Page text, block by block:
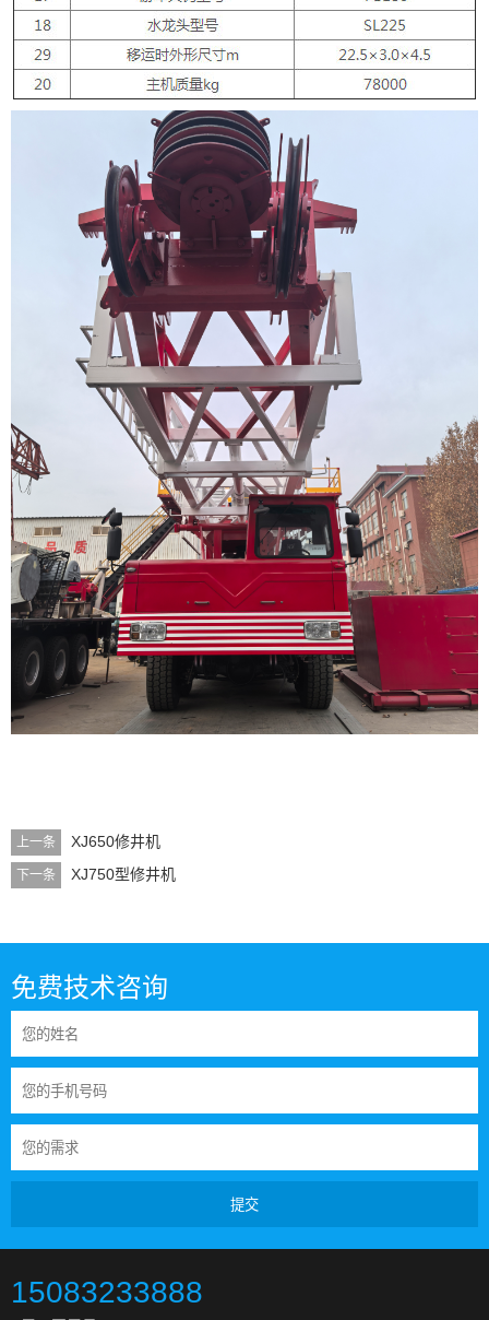
上一条 XJ650修井机
下一条 XJ750型修井机
免费技术咨询
提交
15083233888